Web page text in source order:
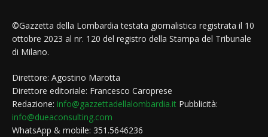
©Gazzetta della Lombardia testata giornalistica registrata il 10
ottobre 2023 al nr. 120 del registro della Stampa del Tribunale
di Milano.
Direttore: Agostino Marotta
Direttore editoriale: Francesco Caroprese
Redazione: info@gazzettadellalombardia.it Pubblicità:
info@dueaconsulting.com
WhatsApp & mobile: 351.5646236